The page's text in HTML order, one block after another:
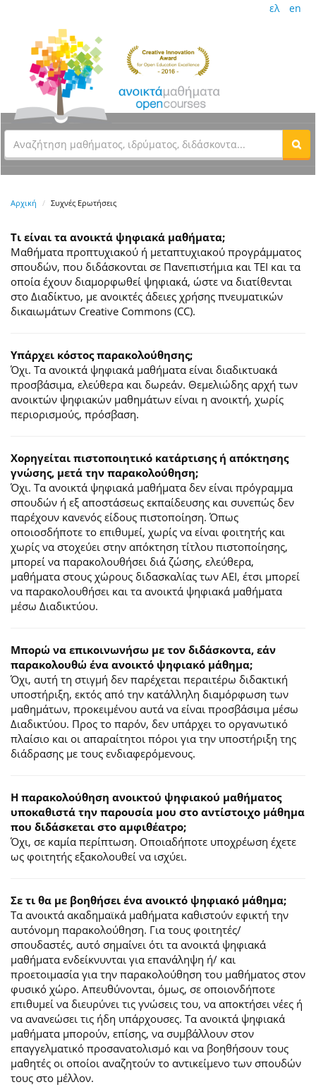
ελ en
Αρχική Συχνές Ερωτήσεις
Τι είναι τα ανοικτά ψηφιακά μαθήματα;
Μαθήματα προπτυχιακού ή μεταπτυχιακού προγράμματος
σπουδών, που διδάσκονται σε Πανεπιστήμια και ΤΕΙ και τα
οποία έχουν διαμορφωθεί ψηφιακά, ώστε να διατίθενται
στο Διαδίκτυο, με ανοικτές άδειες χρήσης πνευματικών
δικαιωμάτων Creative Commons (CC).
Υπάρχει κόστος παρακολούθησης;
Όχι. Τα ανοικτά ψηφιακά μαθήματα είναι διαδικτυακά
προσβάσιμα, ελεύθερα και δωρεάν. Θεμελιώδης αρχή των
ανοικτών ψηφιακών μαθημάτων είναι η ανοικτή, χωρίς
περιορισμούς, πρόσβαση.
Χορηγείται πιστοποιητικό κατάρτισης ή απόκτησης
γνώσης, μετά την παρακολούθηση;
Όχι. Τα ανοικτά ψηφιακά μαθήματα δεν είναι πρόγραμμα
σπουδών ή εξ αποστάσεως εκπαίδευσης και συνεπώς δεν
παρέχουν κανενός είδους πιστοποίηση. Όπως
οποιοσδήποτε το επιθυμεί, χωρίς να είναι φοιτητής και
χωρίς να στοχεύει στην απόκτηση τίτλου πιστοποίησης,
μπορεί να παρακολουθήσει διά ζώσης, ελεύθερα,
μαθήματα στους χώρους διδασκαλίας των ΑΕΙ, έτσι μπορεί
να παρακολουθήσει και τα ανοικτά ψηφιακά μαθήματα
μέσω Διαδικτύου.
Μπορώ να επικοινωνήσω με τον διδάσκοντα, εάν
παρακολουθώ ένα ανοικτό ψηφιακό μάθημα;
Όχι, αυτή τη στιγμή δεν παρέχεται περαιτέρω διδακτική
υποστήριξη, εκτός από την κατάλληλη διαμόρφωση των
μαθημάτων, προκειμένου αυτά να είναι προσβάσιμα μέσω
Διαδικτύου. Προς το παρόν, δεν υπάρχει το οργανωτικό
πλαίσιο και οι απαραίτητοι πόροι για την υποστήριξη της
διάδρασης με τους ενδιαφερόμενους.
Η παρακολούθηση ανοικτού ψηφιακού μαθήματος
υποκαθιστά την παρουσία μου στο αντίστοιχο μάθημα
που διδάσκεται στο αμφιθέατρο;
Όχι, σε καμία περίπτωση. Οποιαδήποτε υποχρέωση έχετε
ως φοιτητής εξακολουθεί να ισχύει.
Σε τι θα με βοηθήσει ένα ανοικτό ψηφιακό μάθημα;
Τα ανοικτά ακαδημαϊκά μαθήματα καθιστούν εφικτή την
αυτόνομη παρακολούθηση. Για τους φοιτητές/
σπουδαστές, αυτό σημαίνει ότι τα ανοικτά ψηφιακά
μαθήματα ενδείκνυνται για επανάληψη ή/ και
προετοιμασία για την παρακολούθηση του μαθήματος στον
φυσικό χώρο. Απευθύνονται, όμως, σε οποιονδήποτε
επιθυμεί να διευρύνει τις γνώσεις του, να αποκτήσει νέες ή
να ανανεώσει τις ήδη υπάρχουσες. Τα ανοικτά ψηφιακά
μαθήματα μπορούν, επίσης, να συμβάλλουν στον
επαγγελματικό προσανατολισμό και να βοηθήσουν τους
μαθητές οι οποίοι αναζητούν το αντικείμενο των σπουδών
τους στο μέλλον.